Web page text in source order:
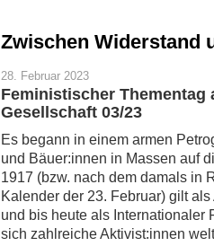
Zwischen Widerstand
28. Februar 2023
Feministischer Thementag
Gesellschaft 03/23
Es begann in einem armen
und Bäuer:innen in Massen auf
1917 (bzw. nach dem damals in
Kalender der 23. Februar) gilt
und bis heute als Internationaler
sich zahlreiche Aktivist:innen